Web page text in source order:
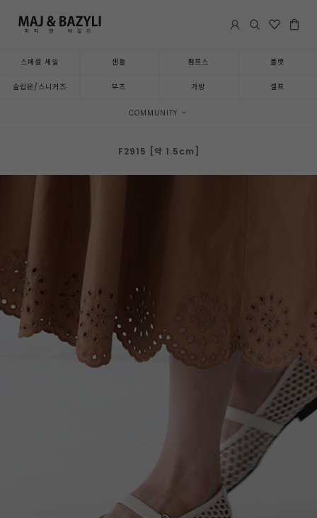
스페셜 세일 샌들 펌프스 플랫
슬립온/스니커즈 부츠 가방 셀프
COMMUNITY
F2915 [약 1.5cm]